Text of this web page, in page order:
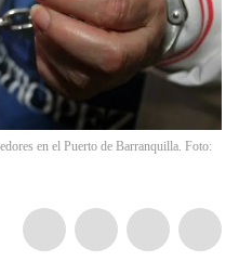
en el Puerto de Barranquilla. Foto: